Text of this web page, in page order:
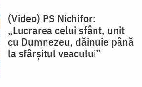
(Video) PS Nichifor:
„Lucrarea celui sfânt, unit
cu Dumnezeu, dăinuie până
la sfârșitul veacului”